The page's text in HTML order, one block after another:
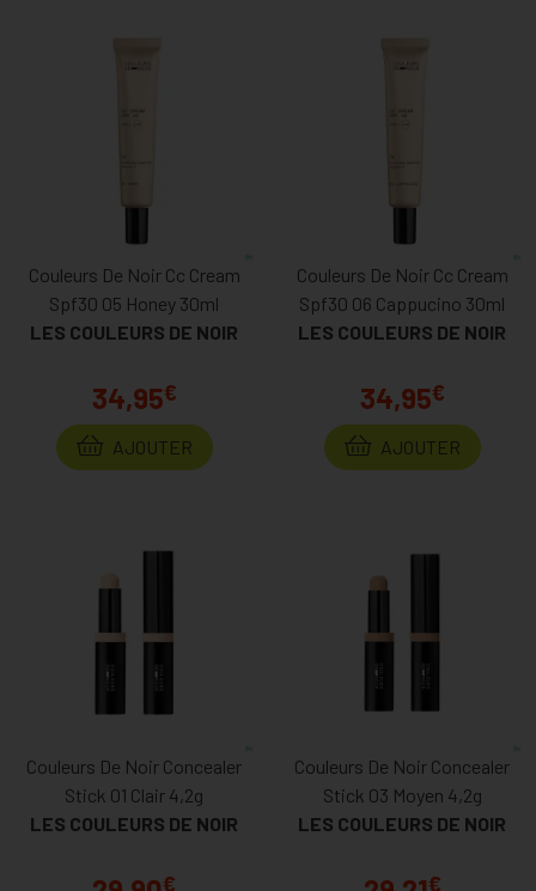
Couleurs De Noir Cc Cream
Spf30 05 Honey 30ml
LES COULEURS DE NOIR
34,95€
AJOUTER
Couleurs De Noir Cc Cream
Spf30 06 Cappucino 30ml
LES COULEURS DE NOIR
34,95€
AJOUTER
Couleurs De Noir Concealer
Stick 01 Clair 4,2g
LES COULEURS DE NOIR
€
Couleurs De Noir Concealer
Stick 03 Moyen 4,2g
LES COULEURS DE NOIR
€